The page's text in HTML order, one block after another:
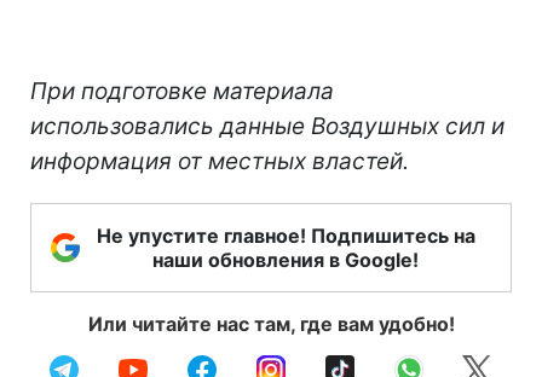
При подготовке материала
использовались данные Воздушных сил и
информация от местных властей.
Не упустите главное! Подпишитесь на
наши обновления в Google!
Или читайте нас там, где вам удобно!